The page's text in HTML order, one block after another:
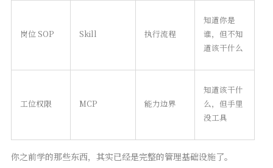
岗位 SOP Skill 执行流程
知道你是
谁，但不知
道该干什么
工位权限 MCP 能力边界
知道该干什
么，但手里
没工具
你之前学的那些东西，其实已经是完整的管理基础设施了。